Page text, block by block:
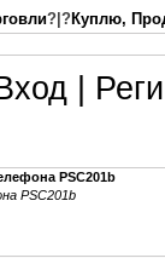
?|? Куплю,
|
PSC201b
PSC201b